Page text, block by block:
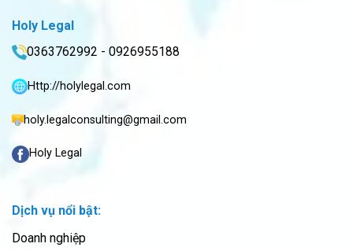
Holy Legal
0363762992 - 0926955188
Http://holylegal.com
holy.legalconsulting@gmail.com
Holy Legal
Dịch vụ nổi bật:
Doanh nghiệp